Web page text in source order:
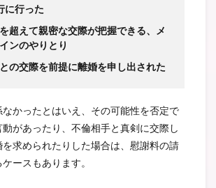
に行った
超えて親密な交際が把握できる、メ
ンのやりとり
の交際を前提に離婚を申し出された
なかったとはいえ、その可能性を否定で
動があったり、不倫相手と真剣に交際し
を求められたりした場合は、慰謝料の請
ースもあります。